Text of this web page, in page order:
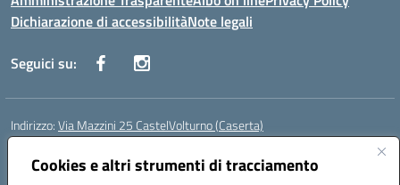
Cookies e altri strumenti di tracciamento
Dichiarazione di accessibilitàNote legali
Seguici su:
Indirizzo:Via Mazzini 25 CastelVolturno (Caserta)
Centralino:
Posta elettronica certificata (PEC):ceis014005@pec.istruzione.it